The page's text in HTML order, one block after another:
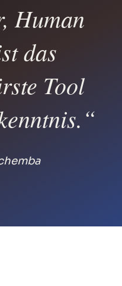
Human
das
Tool